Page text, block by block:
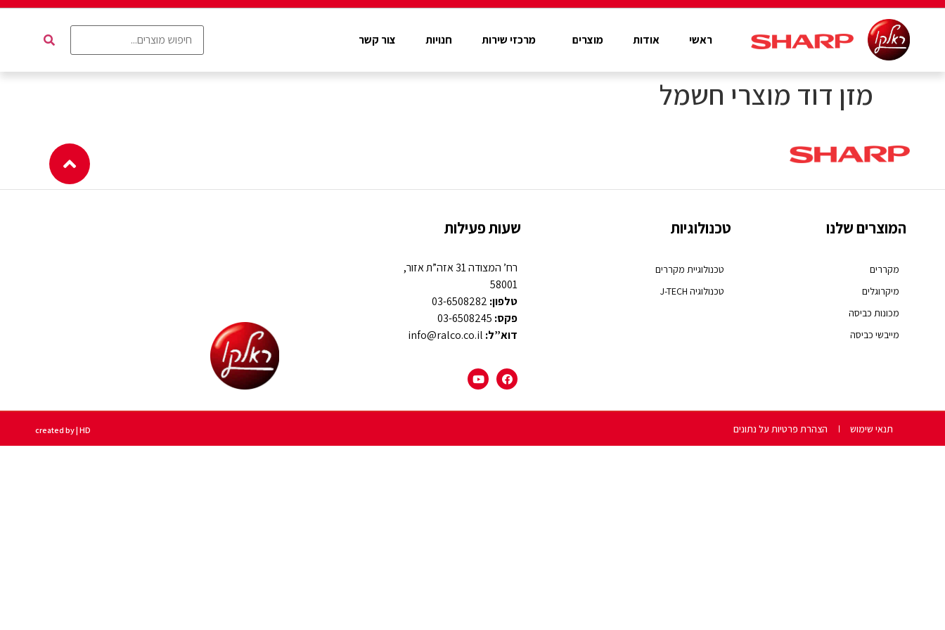
ראשי אודות מוצרים מרכזי שירות חנויות צור קשר
מזן דוד מוצרי חשמל
המוצרים שלנו
מקררים
מיקרוגלים
מכונות כביסה
מייבשי כביסה
טכנולוגיות
טכנולוגיית מקררים
טכנולוגיה J-TECH
שעות פעילות
רח’ המצודה 31 אזה”ת אזור,
58001
טלפון:
פקס:
דוא”ל:
תנאי שימוש הצהרת פרטיות על נתונים created by | HD